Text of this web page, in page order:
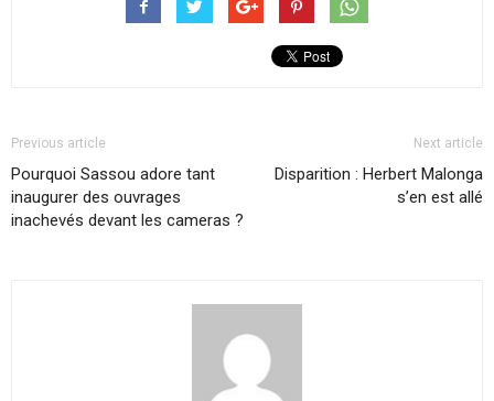
Previous article
Pourquoi Sassou adore tant
inaugurer des ouvrages
inachevés devant les cameras ?
Next article
Disparition : Herbert Malonga
s’en est allé